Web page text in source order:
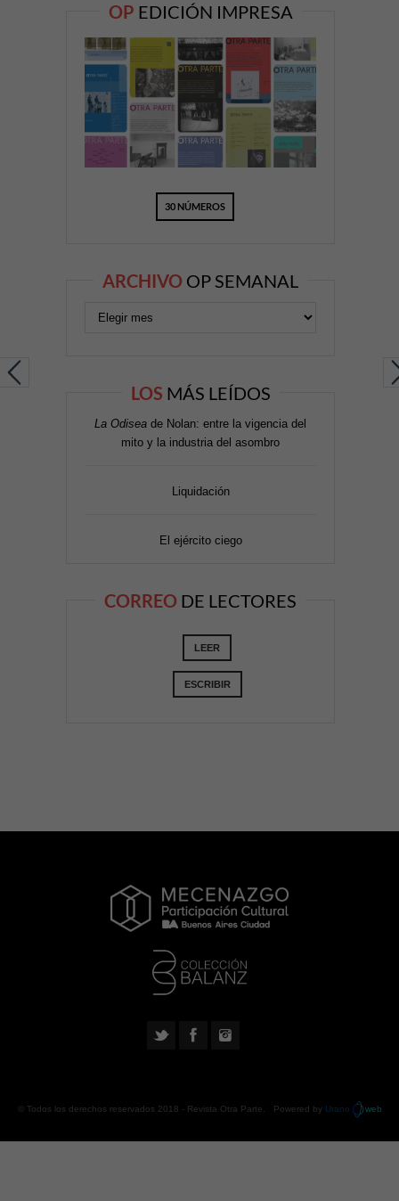
OP EDICIÓN IMPRESA
30 NÚMEROS
ARCHIVO OP SEMANAL
LOS MÁS LEÍDOS
La Odisea de Nolan: entre la vigencia del
mito y la industria del asombro
Liquidación
El ejército ciego
CORREO DE LECTORES
LEER
ESCRIBIR
© Todos los derechos reservados 2018 - Revista Otra Parte . Powered by Urano web